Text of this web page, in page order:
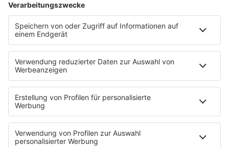
Aktuelles
Zum Nachhören
Nachrichten
Wetter
Blitzer & Verkehr
Programmübersicht
Team
Podcasts
Access All Areas
delta Backstage
Jahrhundertgeschichten